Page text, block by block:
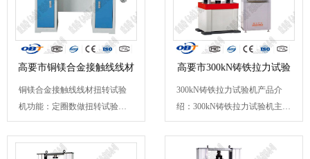
高要市铜镁合金接触线线材
扭
铜镁合金接触线线材扭转试验
机功能：定圈数做扭转试验定
圈数扭转试验后反向扭转...
高要市300kN铸铁拉力试验
机
300kN铸铁拉力试验机产品介
绍：300kN铸铁拉力试验机主要
对铸铁、球墨铸铁、灰铸铁、...